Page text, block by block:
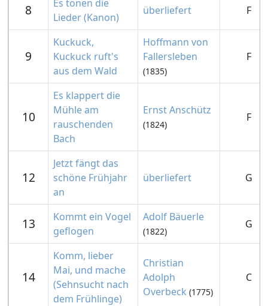
8
Es tönen die
Lieder (Kanon)
überliefert F
9
Kuckuck,
Kuckuck ruft's
aus dem Wald
Hoffmann von
Fallersleben
(1835)
F
10
Es klappert die
Mühle am
rauschenden
Bach
Ernst Anschütz
(1824)
F
12
Jetzt fängt das
schöne Frühjahr
an
überliefert G
13
Kommt ein Vogel
geflogen
Adolf Bäuerle
(1822)
G
14
Komm, lieber
Mai, und mache
(Sehnsucht nach
dem Frühlinge)
Christian
Adolph
Overbeck (1775)
C